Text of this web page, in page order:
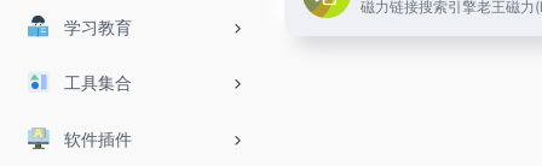
学习教育
工具集合
软件插件